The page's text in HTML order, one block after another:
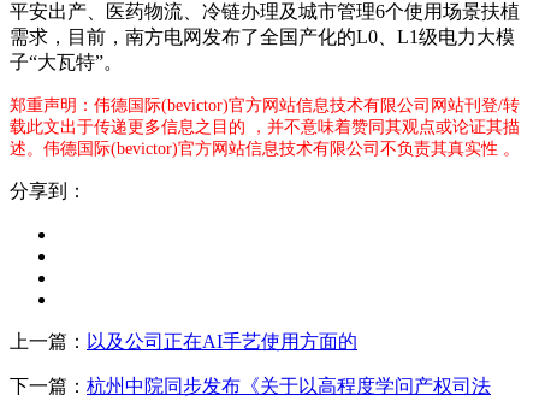
平安出产、医药物流、冷链办理及城市管理6个使用场景扶植
需求，目前，南方电网发布了全国产化的L0、L1级电力大模
子“大瓦特”。
郑重声明：伟德国际(bevictor)官方网站信息技术有限公司网站刊登/转
载此文出于传递更多信息之目的 ，并不意味着赞同其观点或论证其描
述。伟德国际(bevictor)官方网站信息技术有限公司不负责其真实性 。
分享到：
上一篇： 以及公司正在AI手艺使用方面的
下一篇： 杭州中院同步发布《关于以高程度学问产权司法